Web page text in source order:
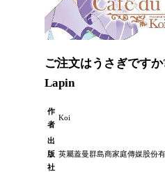
ご注文はうさぎです
Lapin
作
者
Koi
出
版
社
英屬蓋曼群島商家庭傳媒股份